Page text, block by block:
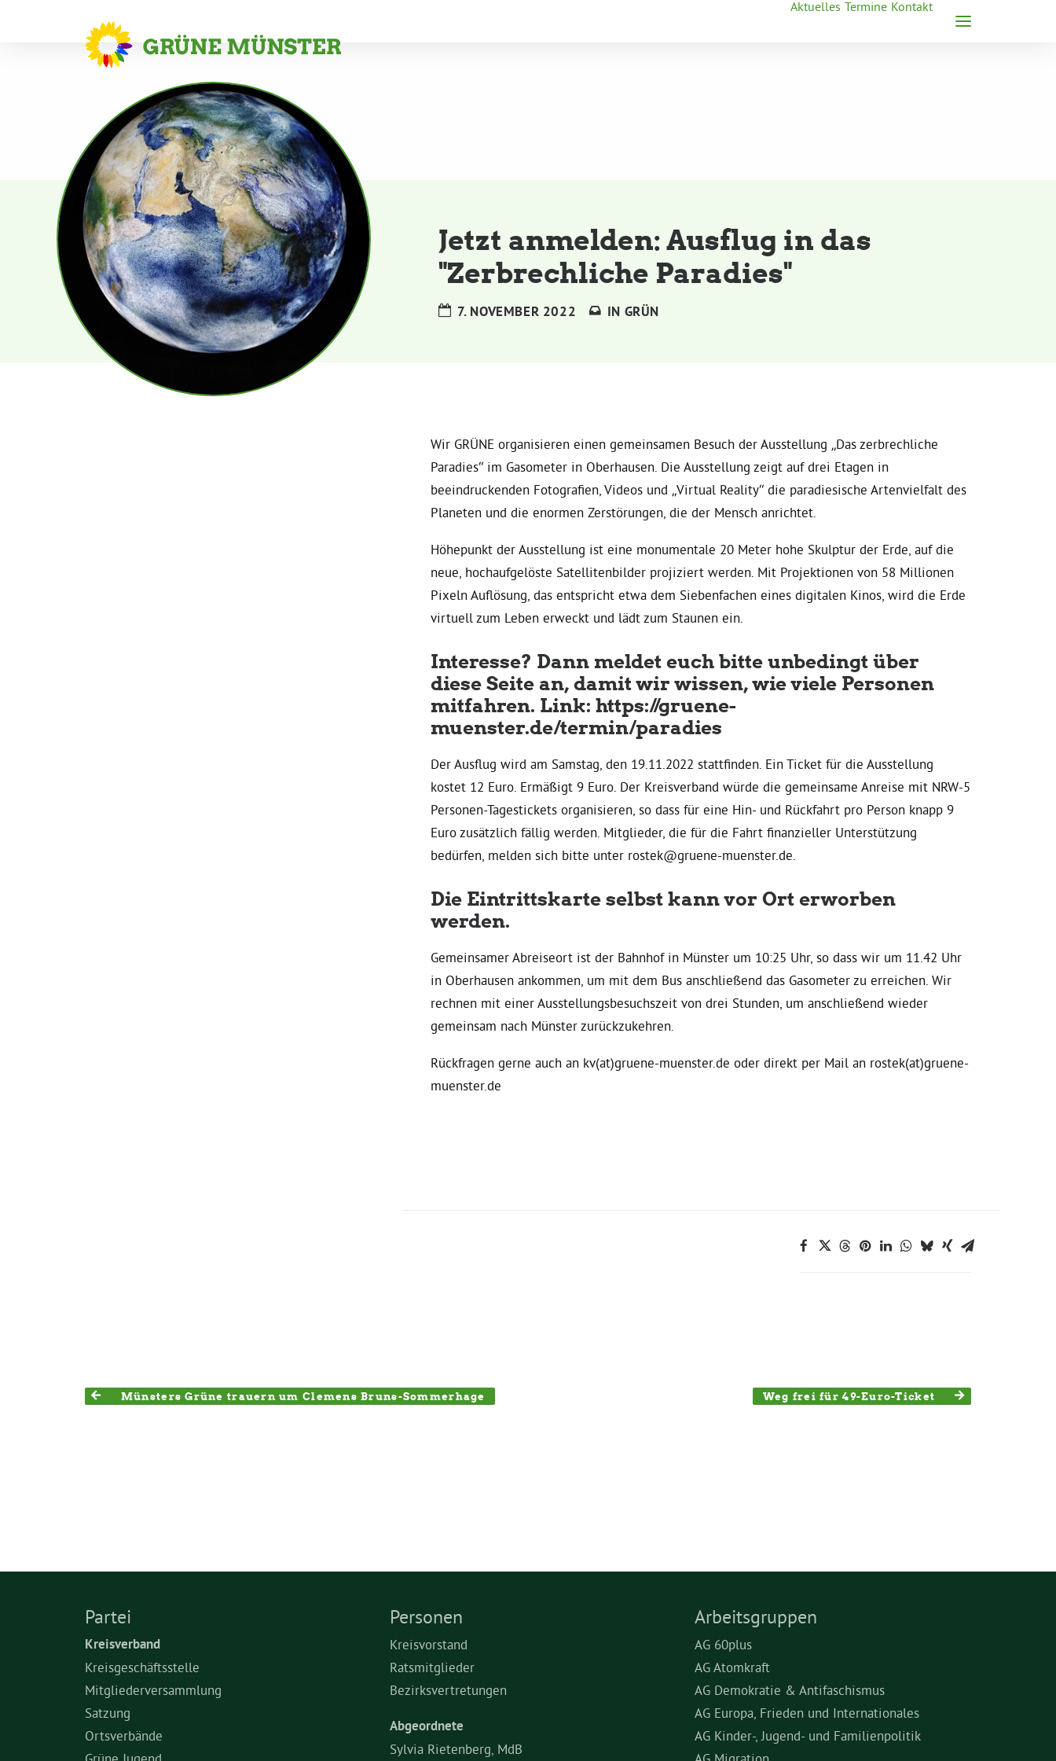
Aktuelles Termine Kontakt
Jetzt anmelden: Ausflug in das
"Zerbrechliche Paradies"
7. NOVEMBER 2022 IN GRÜN
Wir GRÜNE organisieren einen gemeinsamen Besuch der Ausstellung „Das zerbrechliche
Paradies“ im Gasometer in Oberhausen. Die Ausstellung zeigt auf drei Etagen in
beeindruckenden Fotografien, Videos und „Virtual Reality“ die paradiesische Artenvielfalt des
Planeten und die enormen Zerstörungen, die der Mensch anrichtet.
Höhepunkt der Ausstellung ist eine monumentale 20 Meter hohe Skulptur der Erde, auf die
neue, hochaufgelöste Satellitenbilder projiziert werden. Mit Projektionen von 58 Millionen
Pixeln Auflösung, das entspricht etwa dem Siebenfachen eines digitalen Kinos, wird die Erde
virtuell zum Leben erweckt und lädt zum Staunen ein.
Interesse? Dann meldet euch bitte unbedingt über
diese Seite an, damit wir wissen, wie viele Personen
mitfahren. Link: https://gruene-
muenster.de/termin/paradies
Der Ausflug wird am Samstag, den 19.11.2022 stattfinden. Ein Ticket für die Ausstellung
kostet 12 Euro. Ermäßigt 9 Euro. Der Kreisverband würde die gemeinsame Anreise mit NRW-5
Personen-Tagestickets organisieren, so dass für eine Hin- und Rückfahrt pro Person knapp 9
Euro zusätzlich fällig werden. Mitglieder, die für die Fahrt finanzieller Unterstützung
bedürfen, melden sich bitte unter rostek@gruene-muenster.de.
Die Eintrittskarte selbst kann vor Ort erworben
werden.
Gemeinsamer Abreiseort ist der Bahnhof in Münster um 10:25 Uhr, so dass wir um 11.42 Uhr
in Oberhausen ankommen, um mit dem Bus anschließend das Gasometer zu erreichen. Wir
rechnen mit einer Ausstellungsbesuchszeit von drei Stunden, um anschließend wieder
gemeinsam nach Münster zurückzukehren.
Rückfragen gerne auch an kv(at)gruene-muenster.de oder direkt per Mail an rostek(at)gruene-
muenster.de
Münsters Grüne trauern um Clemens Bruns-Sommerhage Weg frei für 49-Euro-Ticket
Partei
Kreisverband
Kreisgeschäftsstelle
Mitgliederversammlung
Satzung
Ortsverbände
Personen
Kreisvorstand
Ratsmitglieder
Bezirksvertretungen
Abgeordnete
Sylvia Rietenberg, MdB
Arbeitsgruppen
AG 60plus
AG Atomkraft
AG Demokratie & Antifaschismus
AG Europa, Frieden und Internationales
AG Kinder-, Jugend- und Familienpolitik